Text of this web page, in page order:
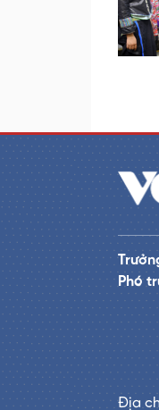
Phó
Địa